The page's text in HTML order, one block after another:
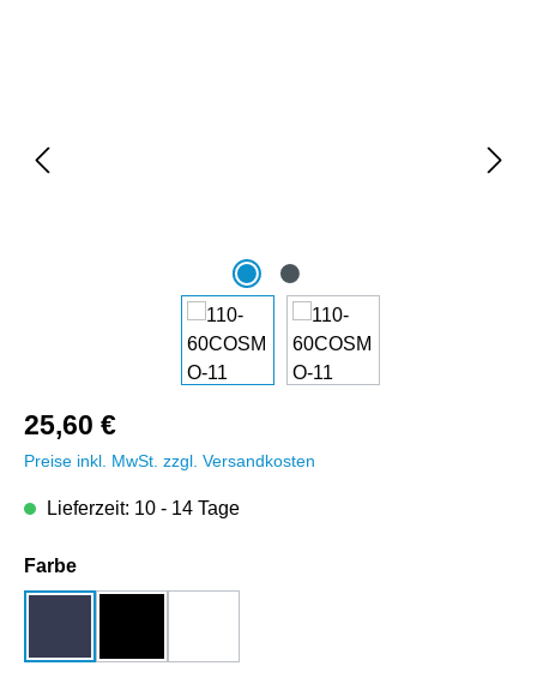
25,60 €
Preise inkl. MwSt. zzgl. Versandkosten
Lieferzeit: 10 - 14 Tage
Farbeauswählen